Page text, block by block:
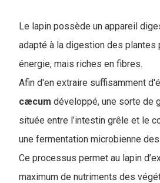
Le lapin possède un appareil
adapté à la digestion des plantes
énergie, mais riches en fibres.
Afin d'en extraire suffisamment
cæcum développé, une sorte de
située entre l’intestin grêle et le
une fermentation microbienne
Ce processus permet au lapin
maximum de nutriments des